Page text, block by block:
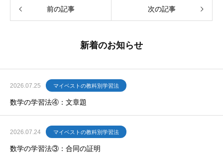
前の記事 次の記事
新着のお知らせ
2026.07.25 マイベストの教科別学習法
数学の学習法④：文章題
2026.07.24 マイベストの教科別学習法
数学の学習法③：合同の証明